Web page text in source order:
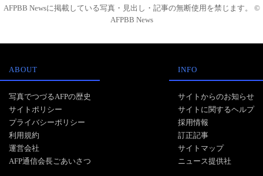
AFPBB Newsに掲載している写真・見出し・記事の無断使用を禁じます。 ©
AFPBB News
ABOUT
写真でつづるAFPの歴史
サイトポリシー
プライバシーポリシー
利用規約
運営会社
AFP通信会長ごあいさつ
INFO
サイトからのお知らせ
サイトに関するヘルプ
採用情報
訂正記事
サイトマップ
ニュース提供社